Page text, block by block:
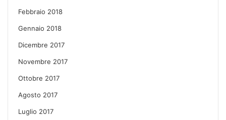
Febbraio 2018
Gennaio 2018
Dicembre 2017
Novembre 2017
Ottobre 2017
Agosto 2017
Luglio 2017